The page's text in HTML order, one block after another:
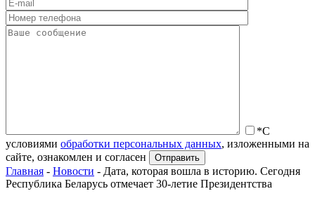
*С
условиями обработки персональных данных, изложенными на
сайте, ознакомлен и согласен
Главная - Новости - Дата, которая вошла в историю. Сегодня
Республика Беларусь отмечает 30-летие Президентства